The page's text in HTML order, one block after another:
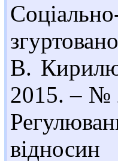
В.
2015. – №